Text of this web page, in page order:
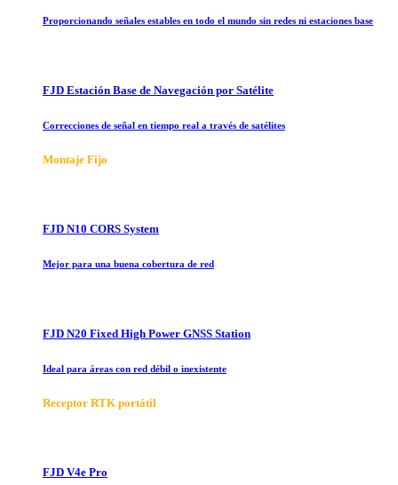
Proporcionando señales estables en todo el mundo sin redes ni estaciones base
FJD Estación Base de Navegación por Satélite
Correcciones de señal en tiempo real a través de satélites
Montaje Fijo
FJD N10 CORS System
Mejor para una buena cobertura de red
FJD N20 Fixed High Power GNSS Station
Ideal para áreas con red débil o inexistente
Receptor RTK portátil
FJD V4e Pro